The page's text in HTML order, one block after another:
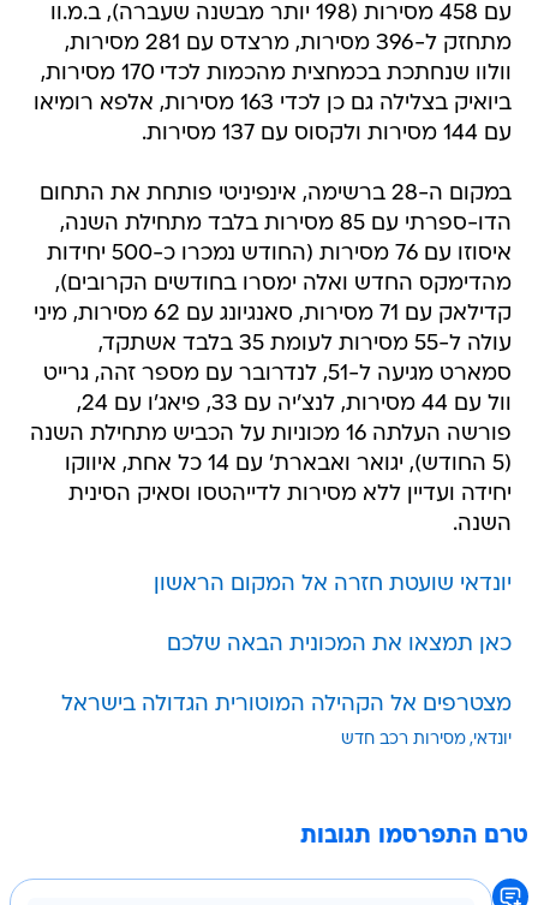
עם 458 מסירות (198 יותר מבשנה שעברה), ב.מ.וו
מתחזק ל-396 מסירות, מרצדס עם 281 מסירות,
וולוו שנחתכת בכמחצית מהכמות לכדי 170 מסירות,
ביואיק בצלילה גם כן לכדי 163 מסירות, אלפא רומיאו
עם 144 מסירות ולקסוס עם 137 מסירות.
במקום ה-28 ברשימה, אינפיניטי פותחת את התחום
הדו-ספרתי עם 85 מסירות בלבד מתחילת השנה,
איסוזו עם 76 מסירות (החודש נמכרו כ-500 יחידות
מהדימקס החדש ואלה ימסרו בחודשים הקרובים),
קדילאק עם 71 מסירות, סאנגיונג עם 62 מסירות, מיני
עולה ל-55 מסירות לעומת 35 בלבד אשתקד,
סמארט מגיעה ל-51, לנדרובר עם מספר זהה, גרייט
וול עם 44 מסירות, לנצ'יה עם 33, פיאג'ו עם 24,
פורשה העלתה 16 מכוניות על הכביש מתחילת השנה
(5 החודש), יגואר ואבארת' עם 14 כל אחת, איווקו
יחידה ועדיין ללא מסירות לדייהטסו וסאיק הסינית
השנה.
יונדאי שועטת חזרה אל המקום הראשון
כאן תמצאו את המכונית הבאה שלכם
מצטרפים אל הקהילה המוטורית הגדולה בישראל
יונדאי מסירות רכב חדש
טרם התפרסמו תגובות